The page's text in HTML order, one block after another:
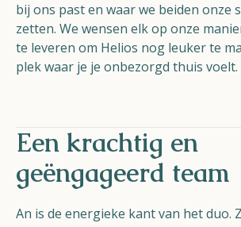
bij ons past en waar we beiden onze
zetten. We wensen elk op onze
te leveren om Helios nog leuker te
plek waar je je onbezorgd thuis voelt.
Een krachtig en
geëngageerd team
An is de energieke kant van het duo.